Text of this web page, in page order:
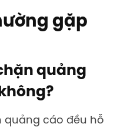
gặp
quảng
quảng cáo đều hỗ